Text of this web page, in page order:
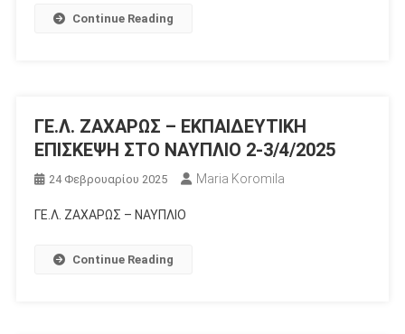
Continue Reading
ΓΕ.Λ. ΖΑΧΑΡΩΣ – ΕΚΠΑΙΔΕΥΤΙΚΗ
ΕΠΙΣΚΕΨΗ ΣΤΟ ΝΑΥΠΛΙΟ 2-3/4/2025
24 Φεβρουαρίου 2025 Maria Koromila
ΓΕ.Λ. ΖΑΧΑΡΩΣ – ΝΑΥΠΛΙΟ
Continue Reading